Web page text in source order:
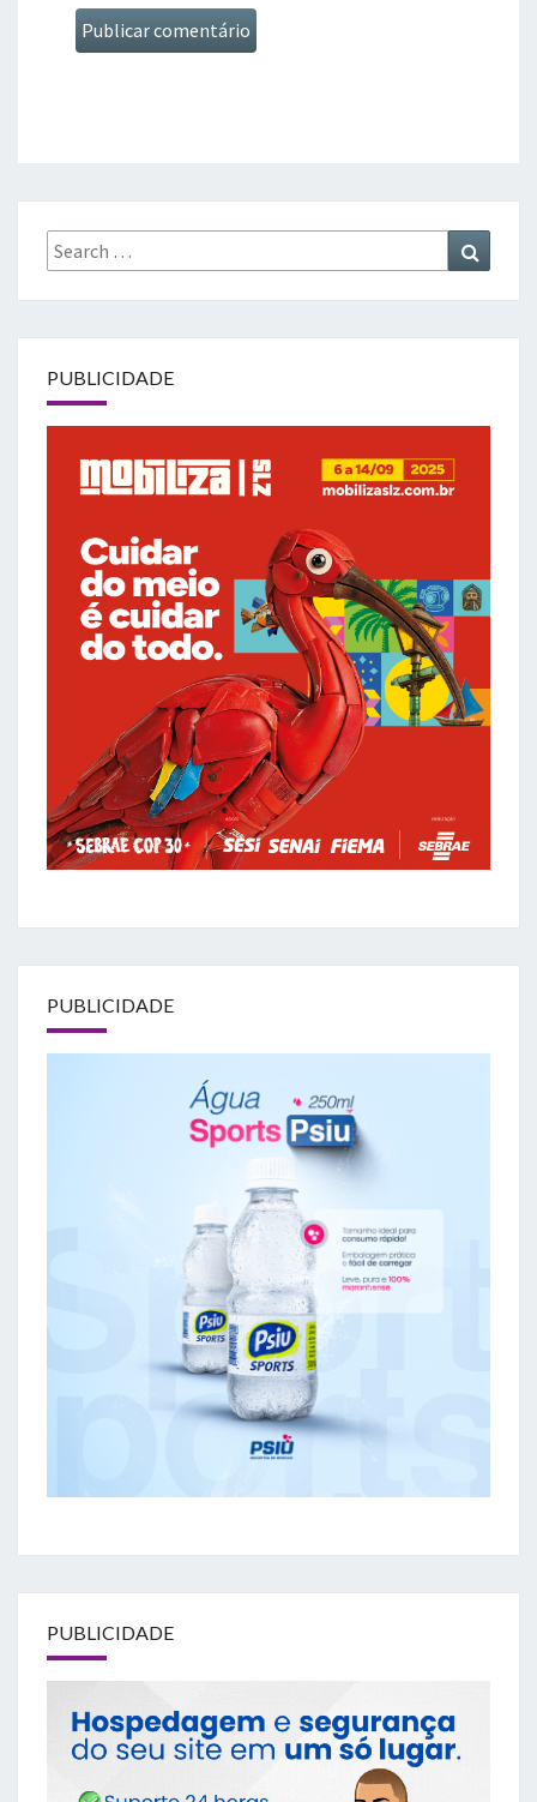
Search
for:
PUBLICIDADE
PUBLICIDADE
PUBLICIDADE